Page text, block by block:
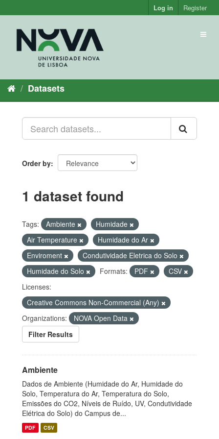
to
Log in Register
Datasets
Order by
1 dataset found
Tags: Ambiente
Humidade
Air Temperature
Humidade do Ar
Enviroment
Condutividade Eletrica do Solo
Humidade do Solo
Formats: PDF
CSV
Licenses:
Creative Commons Non-Commercial (Any)
Organizations:
NOVA Open Data
Filter Results
Ambiente
Dados de Ambiente (Humidade do Ar, Humidade do
Solo, Temperatura do Ar, Temperatura do Solo,
Emissões do CO2, Níveis de Ruído, UV, Condutividade
Elétrica do Solo) do Campus de...
PDF CSV